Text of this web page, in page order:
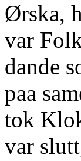
Ørska,
var
dande
paa
tok
var